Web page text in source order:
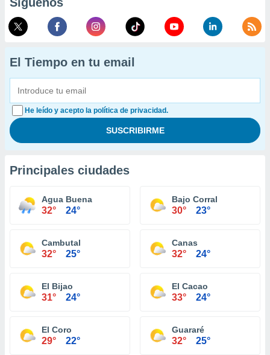
El Tiempo en tu email
He leído y acepto la política de privacidad.
Principales ciudades
Agua Buena
32° 24°
Bajo Corral
30° 23°
Cambutal
32° 25°
Canas
32° 24°
El Bijao
31° 24°
El Cacao
33° 24°
El Coro
29° 22°
Guararé
32° 25°